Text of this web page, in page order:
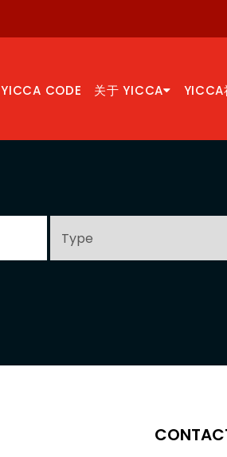
YICCA CODE 关于 YICCA